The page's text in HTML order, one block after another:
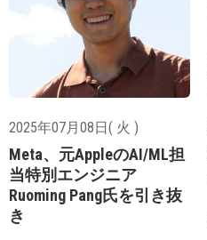
2025年07月08日( 火 )
Meta、元AppleのAI/ML担
当特別エンジニア
Ruoming Pang氏を引き抜
き